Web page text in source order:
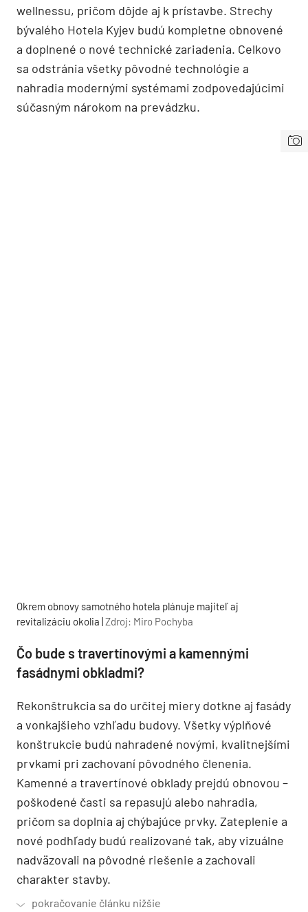
wellnessu, pričom dôjde aj k prístavbe. Strechy
bývalého Hotela Kyjev budú kompletne obnovené
a doplnené o nové technické zariadenia. Celkovo
sa odstránia všetky pôvodné technológie a
nahradia modernými systémami zodpovedajúcimi
súčasným nárokom na prevádzku.
Okrem obnovy samotného hotela plánuje majiteľ aj
revitalizáciu okolia |Zdroj: Miro Pochyba
Čo bude s travertínovými a kamennými
fasádnymi obkladmi?
Rekonštrukcia sa do určitej miery dotkne aj fasády
a vonkajšieho vzhľadu budovy. Všetky výplňové
konštrukcie budú nahradené novými, kvalitnejšími
prvkami pri zachovaní pôvodného členenia.
Kamenné a travertínové obklady prejdú obnovou –
poškodené časti sa repasujú alebo nahradia,
pričom sa doplnia aj chýbajúce prvky. Zateplenie a
nové podhľady budú realizované tak, aby vizuálne
nadväzovali na pôvodné riešenie a zachovali
charakter stavby.